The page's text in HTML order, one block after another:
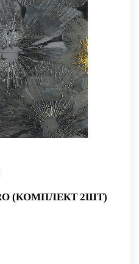
(КОМПЛЕКТ 2ШТ)